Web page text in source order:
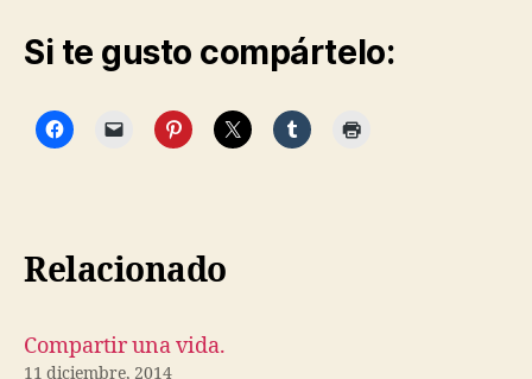
Si te gusto compártelo:
Relacionado
Compartir una vida.
11 diciembre, 2014